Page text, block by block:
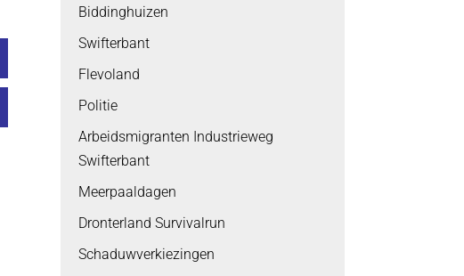
Biddinghuizen
Swifterbant
Flevoland
Politie
Arbeidsmigranten Industrieweg
Swifterbant
Meerpaaldagen
Dronterland Survivalrun
Schaduwverkiezingen